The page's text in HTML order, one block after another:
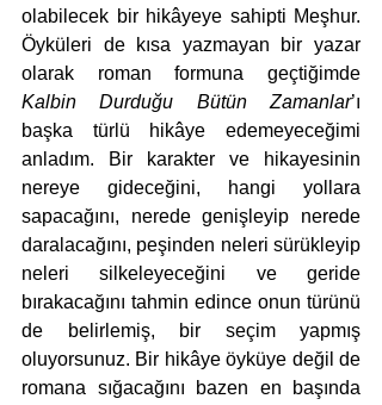
olabilecek bir hikâyeye sahipti Meşhur.
Öyküleri de kısa yazmayan bir yazar
Kalbin Durduğu Bütün Zamanlar’ı
başka türlü hikâye edemeyeceğimi
anladım. Bir karakter ve hikayesinin
nereye gideceğini, hangi yollara
sapacağını, nerede genişleyip nerede
daralacağını, peşinden neleri sürükleyip
neleri silkeleyeceğini ve geride
bırakacağını tahmin edince onun türünü
de belirlemiş, bir seçim yapmış
oluyorsunuz. Bir hikâye öyküye değil de
romana sığacağını bazen en başında